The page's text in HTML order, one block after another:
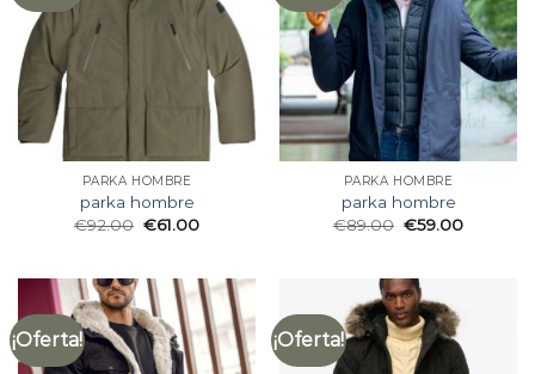
PARKA HOMBRE
parka hombre
€92.00 €61.00
PARKA HOMBRE
parka hombre
€89.00 €59.00
¡Oferta! ¡Oferta!